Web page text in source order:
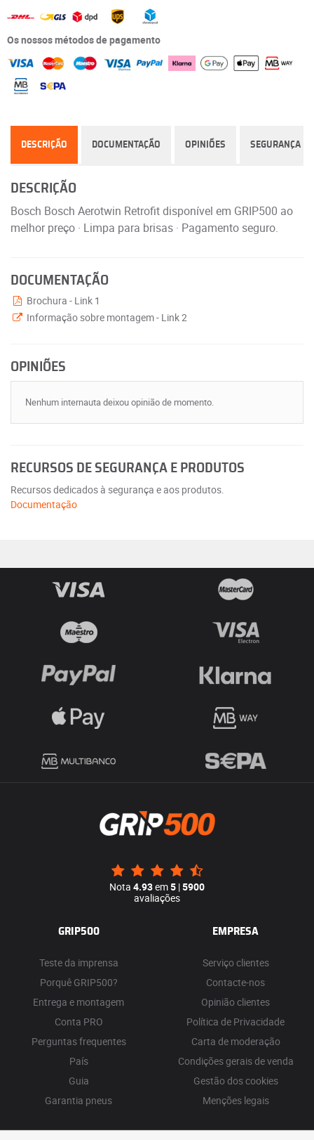
Os nossos métodos de pagamento
DESCRIÇÃO DOCUMENTAÇÃO OPINIÕES SEGURANÇA
DESCRIÇÃO
Bosch Bosch Aerotwin Retrofit disponível em GRIP500 ao
melhor preço · Limpa para brisas · Pagamento seguro.
DOCUMENTAÇÃO
Brochura - Link 1
Informação sobre montagem - Link 2
OPINIÕES
Nenhum internauta deixou opinião de momento.
RECURSOS DE SEGURANÇA E PRODUTOS
Recursos dedicados à segurança e aos produtos.
Documentação
Nota 4.93em5 |5900
avaliações
GRIP500
Teste da imprensa
Porquê GRIP500?
Entrega e montagem
Conta PRO
Perguntas frequentes
País
Guia
Garantia pneus
EMPRESA
Serviço clientes
Contacte-nos
Opinião clientes
Política de Privacidade
Carta de moderação
Condições gerais de venda
Gestão dos cookies
Menções legais